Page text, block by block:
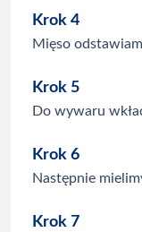
Krok 4
Mięso
Krok 5
Do wywaru
Krok 6
Następnie
Krok 7